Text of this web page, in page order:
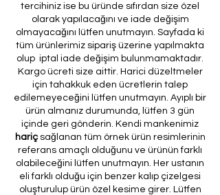
tercihiniz ise bu üründe sıfırdan size özel
olarak yapılacağını ve iade değişim
olmayacağını lütfen unutmayın. Sayfada ki
tüm ürünlerimiz sipariş üzerine yapılmakta
olup iptal iade değişim bulunmamaktadır.
Kargo ücreti size aittir. Harici düzeltmeler
için tahakkuk eden ücretlerin talep
edilemeyeceğini lütfen unutmayın. Ayıplı bir
ürün almanız durumunda, lütfen 3 gün
içinde geri gönderin. Kendi mankenimiz
hariçsağlanan tüm örnek ürün resimlerinin
referans amaçlı olduğunu ve ürünün farklı
olabileceğini lütfen unutmayın. Her ustanın
eli farklı olduğu için benzer kalıp çizelgesi
oluşturulup ürün özel kesime girer. Lütfen